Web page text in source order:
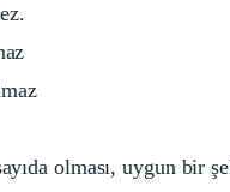
olması, uygun bir